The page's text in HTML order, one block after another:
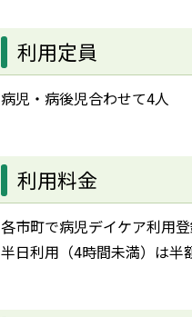
利用定員
病児・病後児合わせて4人
利用料金
各市町で病児デイケア利用
半日利用（4時間未満）は半